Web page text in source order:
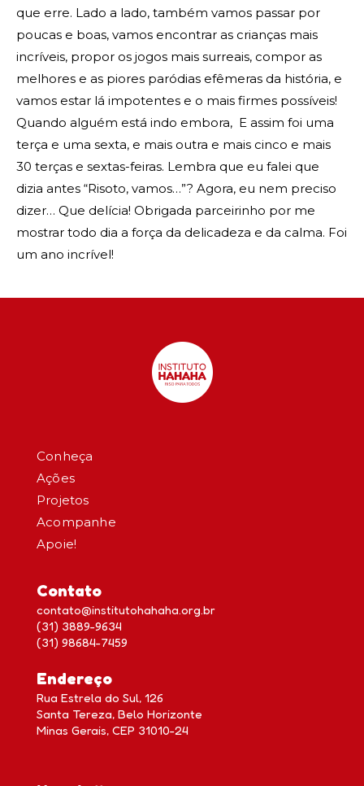
que erre. Lado a lado, também vamos passar por
poucas e boas, vamos encontrar as crianças mais
incríveis, propor os jogos mais surreais, compor as
melhores e as piores paródias efêmeras da história, e
vamos estar lá impotentes e o mais firmes possíveis!
Quando alguém está indo embora, E assim foi uma
terça e uma sexta, e mais outra e mais cinco e mais
30 terças e sextas-feiras. Lembra que eu falei que
dizia antes “Risoto, vamos…”? Agora, eu nem preciso
dizer… Que delícia! Obrigada parceirinho por me
mostrar todo dia a força da delicadeza e da calma. Foi
um ano incrível!
Conheça
Ações
Projetos
Acompanhe
Apoie!
Contato
contato@institutohahaha.org.br
(31) 3889-9634
(31) 98684-7459
Endereço
Rua Estrela do Sul, 126
Santa Tereza, Belo Horizonte
Minas Gerais, CEP 31010-24